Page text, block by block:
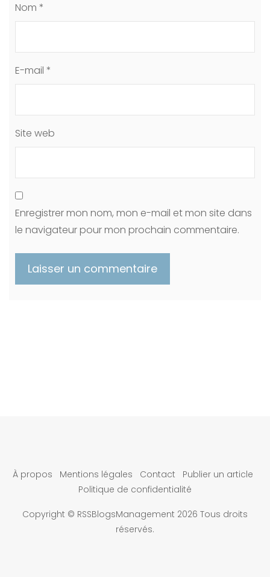
Nom *
E-mail *
Site web
Enregistrer mon nom, mon e-mail et mon site dans
le navigateur pour mon prochain commentaire.
À propos Mentions légales Contact
Publier un article
Politique de confidentialité
Copyright © RSSBlogsManagement 2026 Tous droits
réservés.